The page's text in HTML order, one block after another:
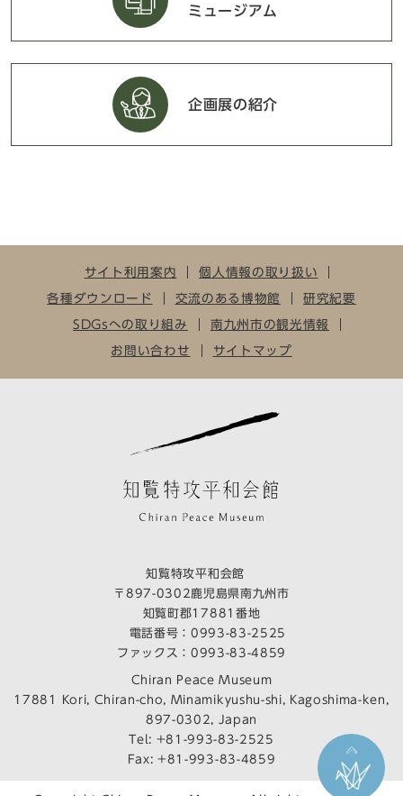
ミュージアム
企画展の紹介
知覧特攻平和会館
〒897-0302鹿児島県南九州市
知覧町郡17881番地
電話番号： 0993-83-2525
ファックス：0993-83-4859
Chiran Peace Museum
17881 Kori, Chiran-cho, Minamikyushu-shi, Kagoshima-ken,
897-0302, Japan
Tel: +81-993-83-2525
Fax: +81-993-83-4859
サイト利用案内 個人情報の取り扱い
各種ダウンロード 交流のある博物館 研究紀要
SDGsへの取り組み 南九州市の観光情報
お問い合わせ サイトマップ